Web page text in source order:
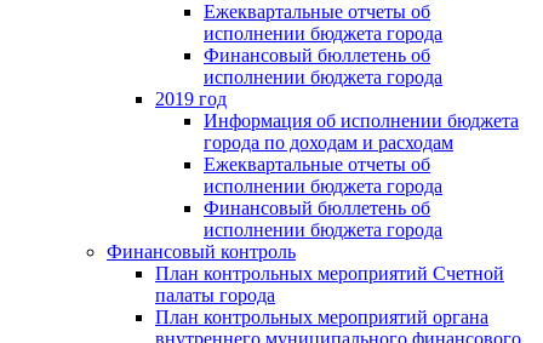
Ежеквартальные отчеты об
исполнении бюджета города
Финансовый бюллетень об
исполнении бюджета города
2019 год
Информация об исполнении бюджета
города по доходам и расходам
Ежеквартальные отчеты об
исполнении бюджета города
Финансовый бюллетень об
исполнении бюджета города
Финансовый контроль
План контрольных мероприятий Счетной
палаты города
План контрольных мероприятий органа
внутреннего муниципального финансового